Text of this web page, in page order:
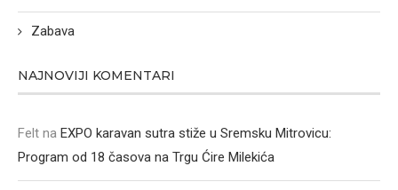
Zabava
NAJNOVIJI KOMENTARI
Felt na EXPO karavan sutra stiže u Sremsku Mitrovicu:
Program od 18 časova na Trgu Ćire Milekića